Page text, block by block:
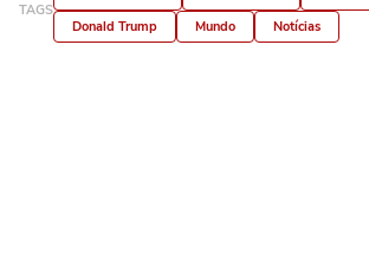
TAGS
Donald Trump
Mundo Notícias